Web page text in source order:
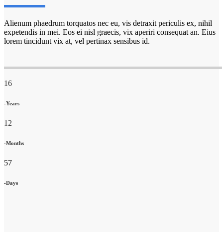
Alienum phaedrum torquatos nec eu, vis detraxit periculis ex, nihil
expetendis in mei. Eos ei nisl graecis, vix aperiri consequat an. Eius
lorem tincidunt vix at, vel pertinax sensibus id.
16
-Years
12
-Months
57
-Days